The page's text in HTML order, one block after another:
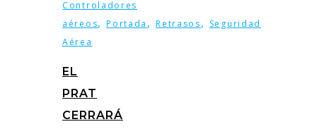
Controladores
aéreos,Portada ,Retrasos, Seguridad
Aérea
EL
PRAT
CERRARÁ